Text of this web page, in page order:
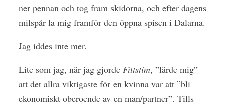
ner pennan och tog fram skidorna, och efter dagens
milspår la mig framför den öppna spisen i Dalarna.
Jag iddes inte mer.
Lite som jag, när jag gjorde Fittstim, ”lärde mig”
att det allra viktigaste för en kvinna var att ”bli
ekonomiskt oberoende av en man/partner”. Tills